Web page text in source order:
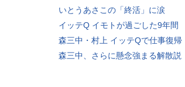
いとうあさこの「終活」に涙
イッテQ イモトが過ごした9年間
森三中・村上 イッテQで仕事復帰
森三中、さらに懸念強まる解散説